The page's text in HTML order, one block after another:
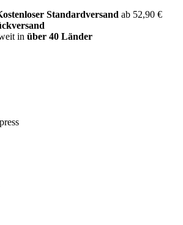
Standardversand ab 52,90 €
in über 40 Länder